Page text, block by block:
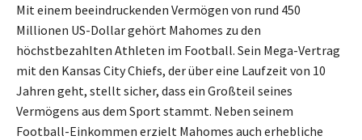
Mit einem beeindruckenden Vermögen von rund 450
Millionen US-Dollar gehört Mahomes zu den
höchstbezahlten Athleten im Football. Sein Mega-Vertrag
mit den Kansas City Chiefs, der über eine Laufzeit von 10
Jahren geht, stellt sicher, dass ein Großteil seines
Vermögens aus dem Sport stammt. Neben seinem
Football-Einkommen erzielt Mahomes auch erhebliche